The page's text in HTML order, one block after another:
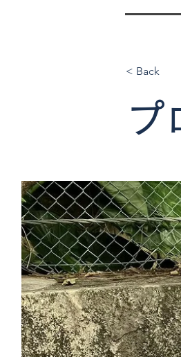
< Back
プ